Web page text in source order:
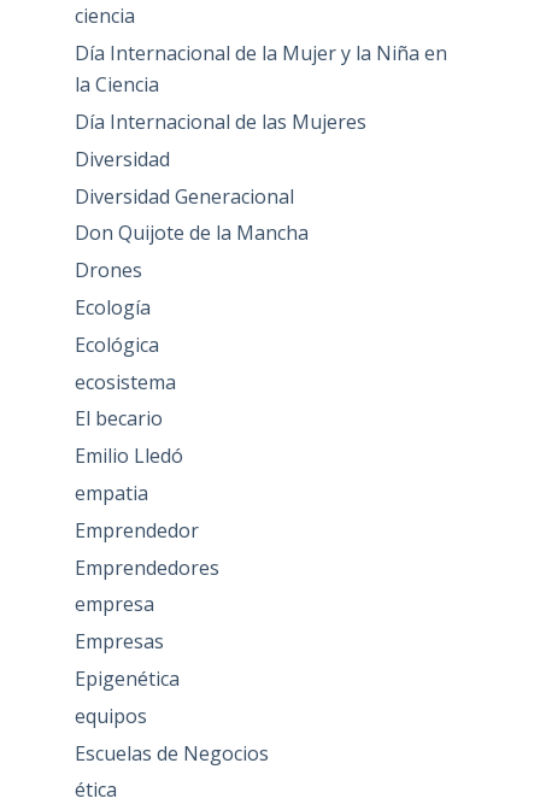
ciencia
Día Internacional de la Mujer y la Niña en
la Ciencia
Día Internacional de las Mujeres
Diversidad
Diversidad Generacional
Don Quijote de la Mancha
Drones
Ecología
Ecológica
ecosistema
El becario
Emilio Lledó
empatia
Emprendedor
Emprendedores
empresa
Empresas
Epigenética
equipos
Escuelas de Negocios
ética